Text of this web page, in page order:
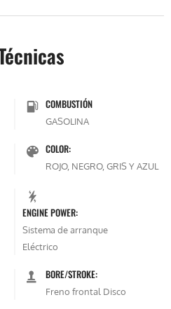
COMBUSTIÓN
GASOLINA
COLOR:
ROJO, NEGRO, GRIS Y AZUL
ENGINE POWER:
Sistema de arranque
Eléctrico
BORE/STROKE:
Freno frontal Disco